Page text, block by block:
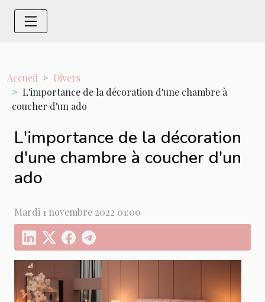
Accueil
Divers
L'importance de la décoration d'une chambre à
coucher d'un ado
L'importance de la décoration
d'une chambre à coucher d'un
ado
Mardi 1 novembre 2022 01:00